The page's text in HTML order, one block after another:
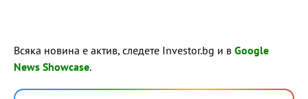
Всяка новина е актив, следете Investor.bg и в Google
News Showcase.